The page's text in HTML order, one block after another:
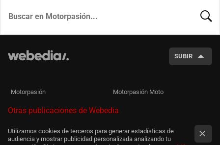
SUBIR
Motorpasión Motorpasión Moto
Otras publicaciones de Webedia
Utilizamos cookies de terceros para generar estadísticas de
audiencia y mostrar publicidad personalizada analizando tu